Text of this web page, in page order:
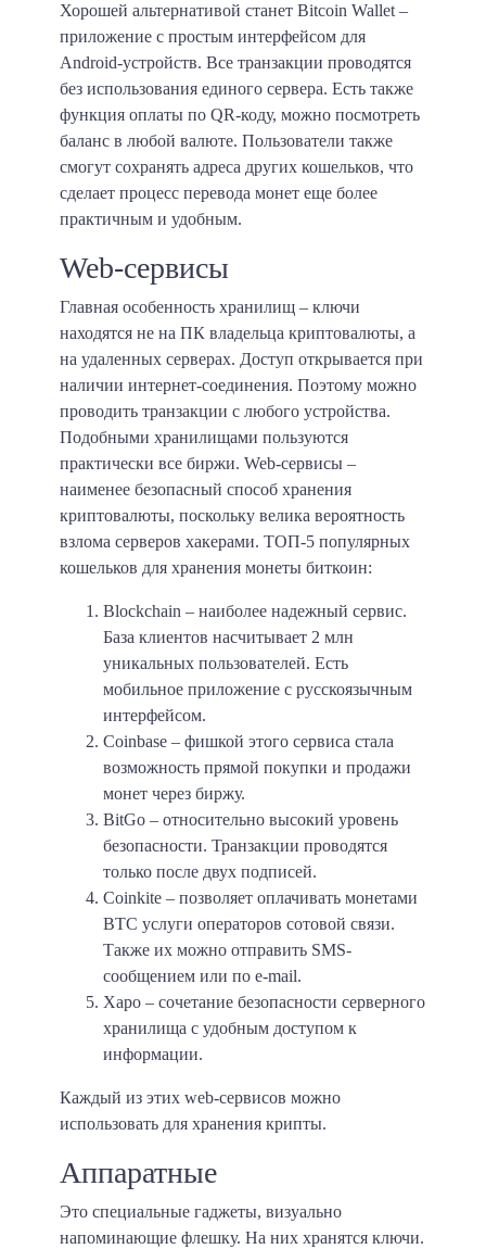
Хорошей альтернативой станет Bitcoin Wallet –
приложение с простым интерфейсом для
Android-устройств. Все транзакции проводятся
без использования единого сервера. Есть также
функция оплаты по QR-коду, можно посмотреть
баланс в любой валюте. Пользователи также
смогут сохранять адреса других кошельков, что
сделает процесс перевода монет еще более
практичным и удобным.
Web-сервисы
Главная особенность хранилищ – ключи
находятся не на ПК владельца криптовалюты, а
на удаленных серверах. Доступ открывается при
наличии интернет-соединения. Поэтому можно
проводить транзакции с любого устройства.
Подобными хранилищами пользуются
практически все биржи. Web-сервисы –
наименее безопасный способ хранения
криптовалюты, поскольку велика вероятность
взлома серверов хакерами. ТОП-5 популярных
кошельков для хранения монеты биткоин:
Blockchain – наиболее надежный сервис.
База клиентов насчитывает 2 млн
уникальных пользователей. Есть
мобильное приложение с русскоязычным
интерфейсом.
Coinbase – фишкой этого сервиса стала
возможность прямой покупки и продажи
монет через биржу.
BitGo – относительно высокий уровень
безопасности. Транзакции проводятся
только после двух подписей.
Coinkite – позволяет оплачивать монетами
BTC услуги операторов сотовой связи.
Также их можно отправить SMS-
сообщением или по e-mail.
Xapo – сочетание безопасности серверного
хранилища с удобным доступом к
информации.
Каждый из этих web-сервисов можно
использовать для хранения крипты.
Аппаратные
Это специальные гаджеты, визуально
напоминающие флешку. На них хранятся ключи.